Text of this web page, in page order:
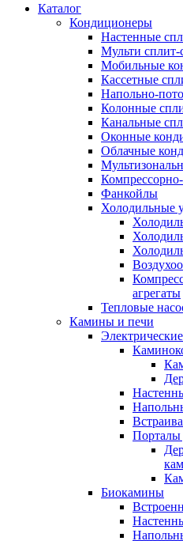
Каталог
Кондиционеры
Настенные
Мульти сплит-
Мобильные
Кассетные
Напольно-
Колонные
Канальные
Оконные
Облачные
Фанкойлы
Холодильные
агрегаты
Тепловые
Камины и печи
Порталы
Биокамины